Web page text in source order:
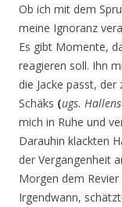
Ob ich mit dem
meine Ignoranz
Es gibt Momente,
reagieren soll. Ihn
die Jacke passt, der
Schäks (ugs.
mich in Ruhe und
Darauhin klackten
der Vergangenheit
Morgen dem
Irgendwann,